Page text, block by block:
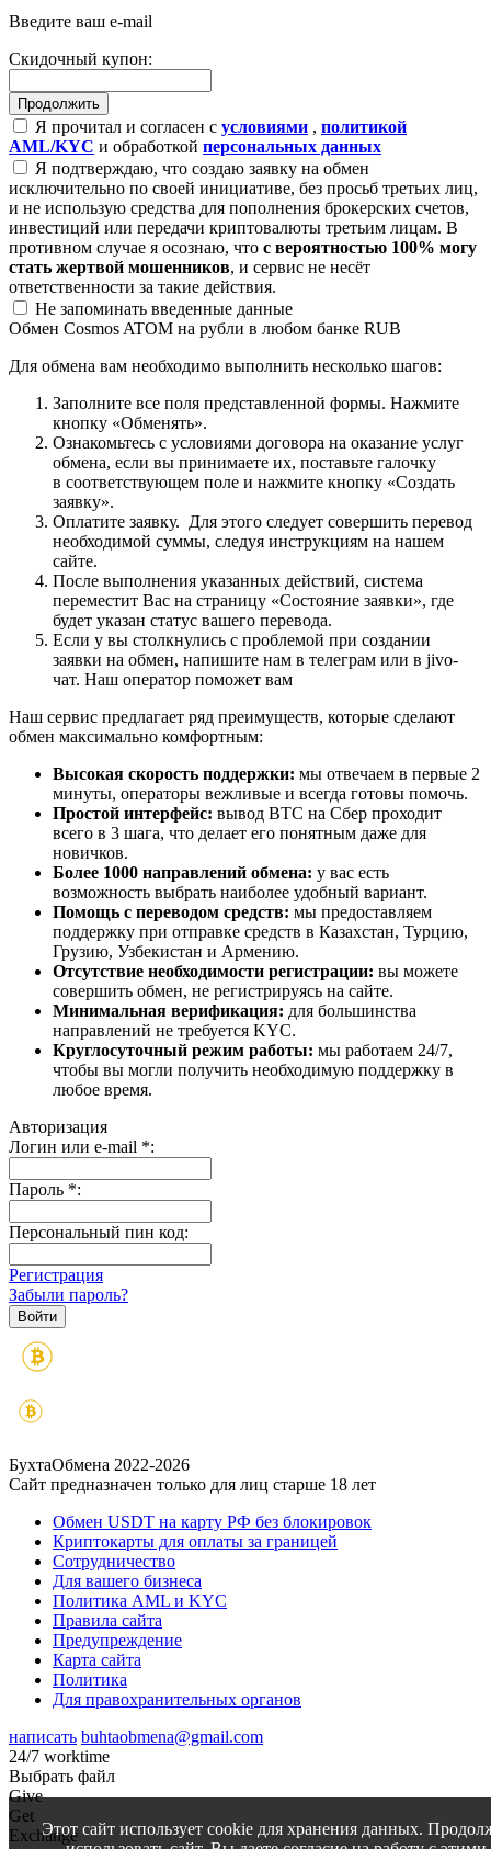
Введите ваш e-mail
Скидочный купон:
Я прочитал и согласен с условиями , политикой
AML/KYC и обработкой персональных данных
Я подтверждаю, что создаю заявку на обмен
исключительно по своей инициативе, без просьб третьих лиц,
и не использую средства для пополнения брокерских счетов,
инвестиций или передачи криптовалюты третьим лицам. В
противном случае я осознаю, что с вероятностью 100% могу
стать жертвой мошенников, и сервис не несёт
ответственности за такие действия.
Не запоминать введенные данные
Обмен Cosmos ATOM на рубли в любом банке RUB
Для обмена вам необходимо выполнить несколько шагов:
Заполните все поля представленной формы. Нажмите
кнопку «Обменять».
Ознакомьтесь с условиями договора на оказание услуг
обмена, если вы принимаете их, поставьте галочку
в соответствующем поле и нажмите кнопку «Создать
заявку».
Оплатите заявку. Для этого следует совершить перевод
необходимой суммы, следуя инструкциям на нашем
сайте.
После выполнения указанных действий, система
переместит Вас на страницу «Состояние заявки», где
будет указан статус вашего перевода.
Если у вы столкнулись с проблемой при создании
заявки на обмен, напишите нам в телеграм или в jivo-
чат. Наш оператор поможет вам
Наш сервис предлагает ряд преимуществ, которые сделают
обмен максимально комфортным:
Высокая скорость поддержки: мы отвечаем в первые 2
минуты, операторы вежливые и всегда готовы помочь.
Простой интерфейс: вывод BTC на Сбер проходит
всего в 3 шага, что делает его понятным даже для
новичков.
Более 1000 направлений обмена: у вас есть
возможность выбрать наиболее удобный вариант.
Помощь с переводом средств: мы предоставляем
поддержку при отправке средств в Казахстан, Турцию,
Грузию, Узбекистан и Армению.
Отсутствие необходимости регистрации: вы можете
совершить обмен, не регистрируясь на сайте.
Минимальная верификация: для большинства
направлений не требуется KYC.
Круглосуточный режим работы: мы работаем 24/7,
чтобы вы могли получить необходимую поддержку в
любое время.
Авторизация
Логин или e-mail *:
Пароль *:
Персональный пин код:
Регистрация
Забыли пароль?
БухтаОбмена 2022-2026
Сайт предназначен только для лиц старше 18 лет
Обмен USDT на карту РФ без блокировок
Криптокарты для оплаты за границей
Сотрудничество
Для вашего бизнеса
Политика AML и KYC
Правила сайта
Предупреждение
Карта сайта
Политика
Для правохранительных органов
написать buhtaobmena@gmail.com
24/7 worktime
Выбрать файл
Give
Get
Exchange
Этот сайт использует cookie для хранения данных.